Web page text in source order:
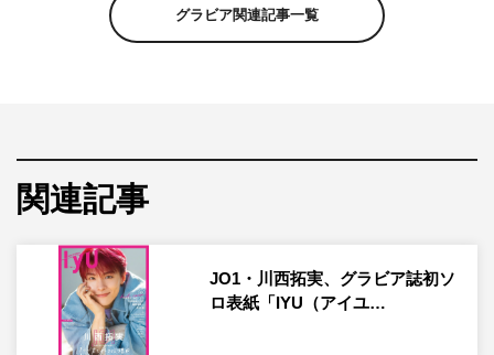
LAPOSTA_INI_撮影：田中聖太郎
グラビア関連記事一覧
関連記事
JO1・川西拓実、グラビア誌初ソ
ロ表紙「IYU（アイユ…